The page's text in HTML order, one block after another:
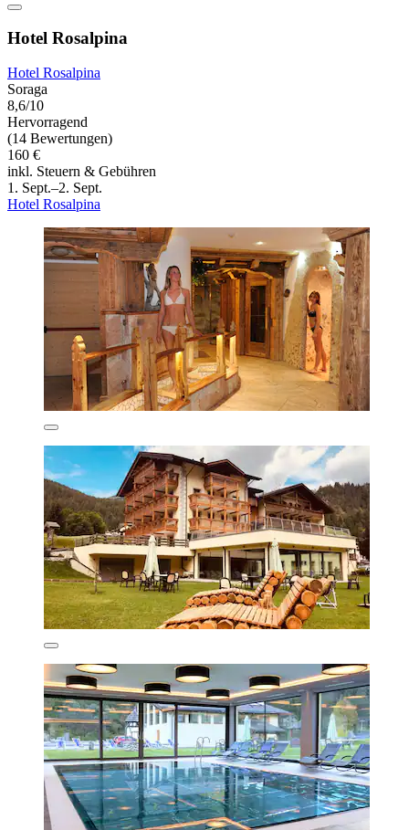
Hotel Rosalpina
Hotel Rosalpina
Soraga
8,6/10
Hervorragend
(14 Bewertungen)
160 €
inkl. Steuern & Gebühren
1. Sept.–2. Sept.
Hotel Rosalpina